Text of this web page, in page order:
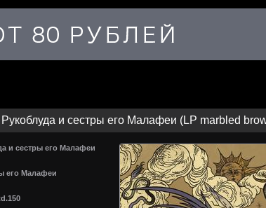
и сестры его Малафеи (LP marbled
и сестры его Малафеи
его Малафеи